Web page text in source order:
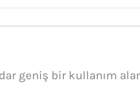
geniş bir kullanım